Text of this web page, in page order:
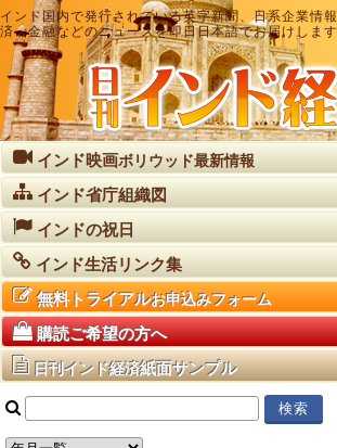
インド国内で発行されている英字新聞、日系企業情
済・金融などのニュースを即日日本語でお届けします
インド映画ボリウッド最新情報
インド省庁組織図
インドの祝日
インド生活リンク集
無料トライアルお申込みフォーム
購読ご希望の方へ
日刊インド経済紙面サンプル